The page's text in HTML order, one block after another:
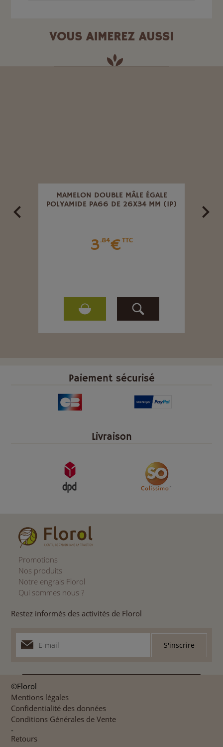
VOUS AIMEREZ AUSSI
MAMELON DOUBLE MÂLE ÉGALE
POLYAMIDE PA66 DE 26X34 MM (1P)
3.84€TTC
Paiement sécurisé
Livraison
Promotions
Nos produits
Notre engrais Florol
Qui sommes nous ?
Restez informés des activités de Florol
©Florol
Mentions légales
Confidentialité des données
Conditions Générales de Vente
-
Retours